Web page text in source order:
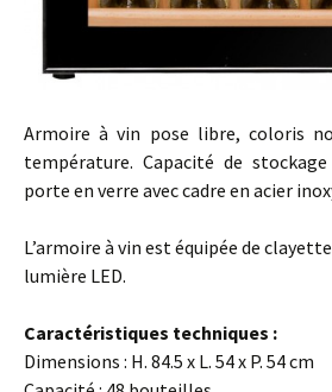
Armoire à vin pose libre, coloris
température. Capacité de
porte en verre avec cadre en acier
L’armoire à vin est équipée de
lumière LED.
Caractéristiques techniques :
Dimensions : H. 84.5 x L. 54 x P. 54 cm